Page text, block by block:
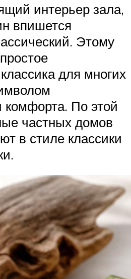
интерьер зала,
впишется
Этому
для многих
комфорта. По этой
частных домов
в стиле классики